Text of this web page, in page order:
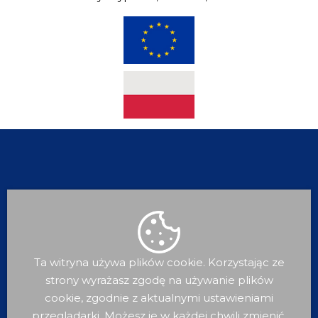
DlaMieszkańca
Ta witryna używa plików cookie. Korzystając ze
strony wyrażasz zgodę na używanie plików
cookie, zgodnie z aktualnymi ustawieniami
przeglądarki. Możesz je w każdej chwili zmienić.